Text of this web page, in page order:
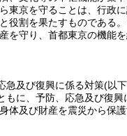
京を守ることは、行政に
割を果たすものである
守り、首都東京の機能
急及び復興に係る対策(以
に、予防、応急及び復
及び財産を震災から保護